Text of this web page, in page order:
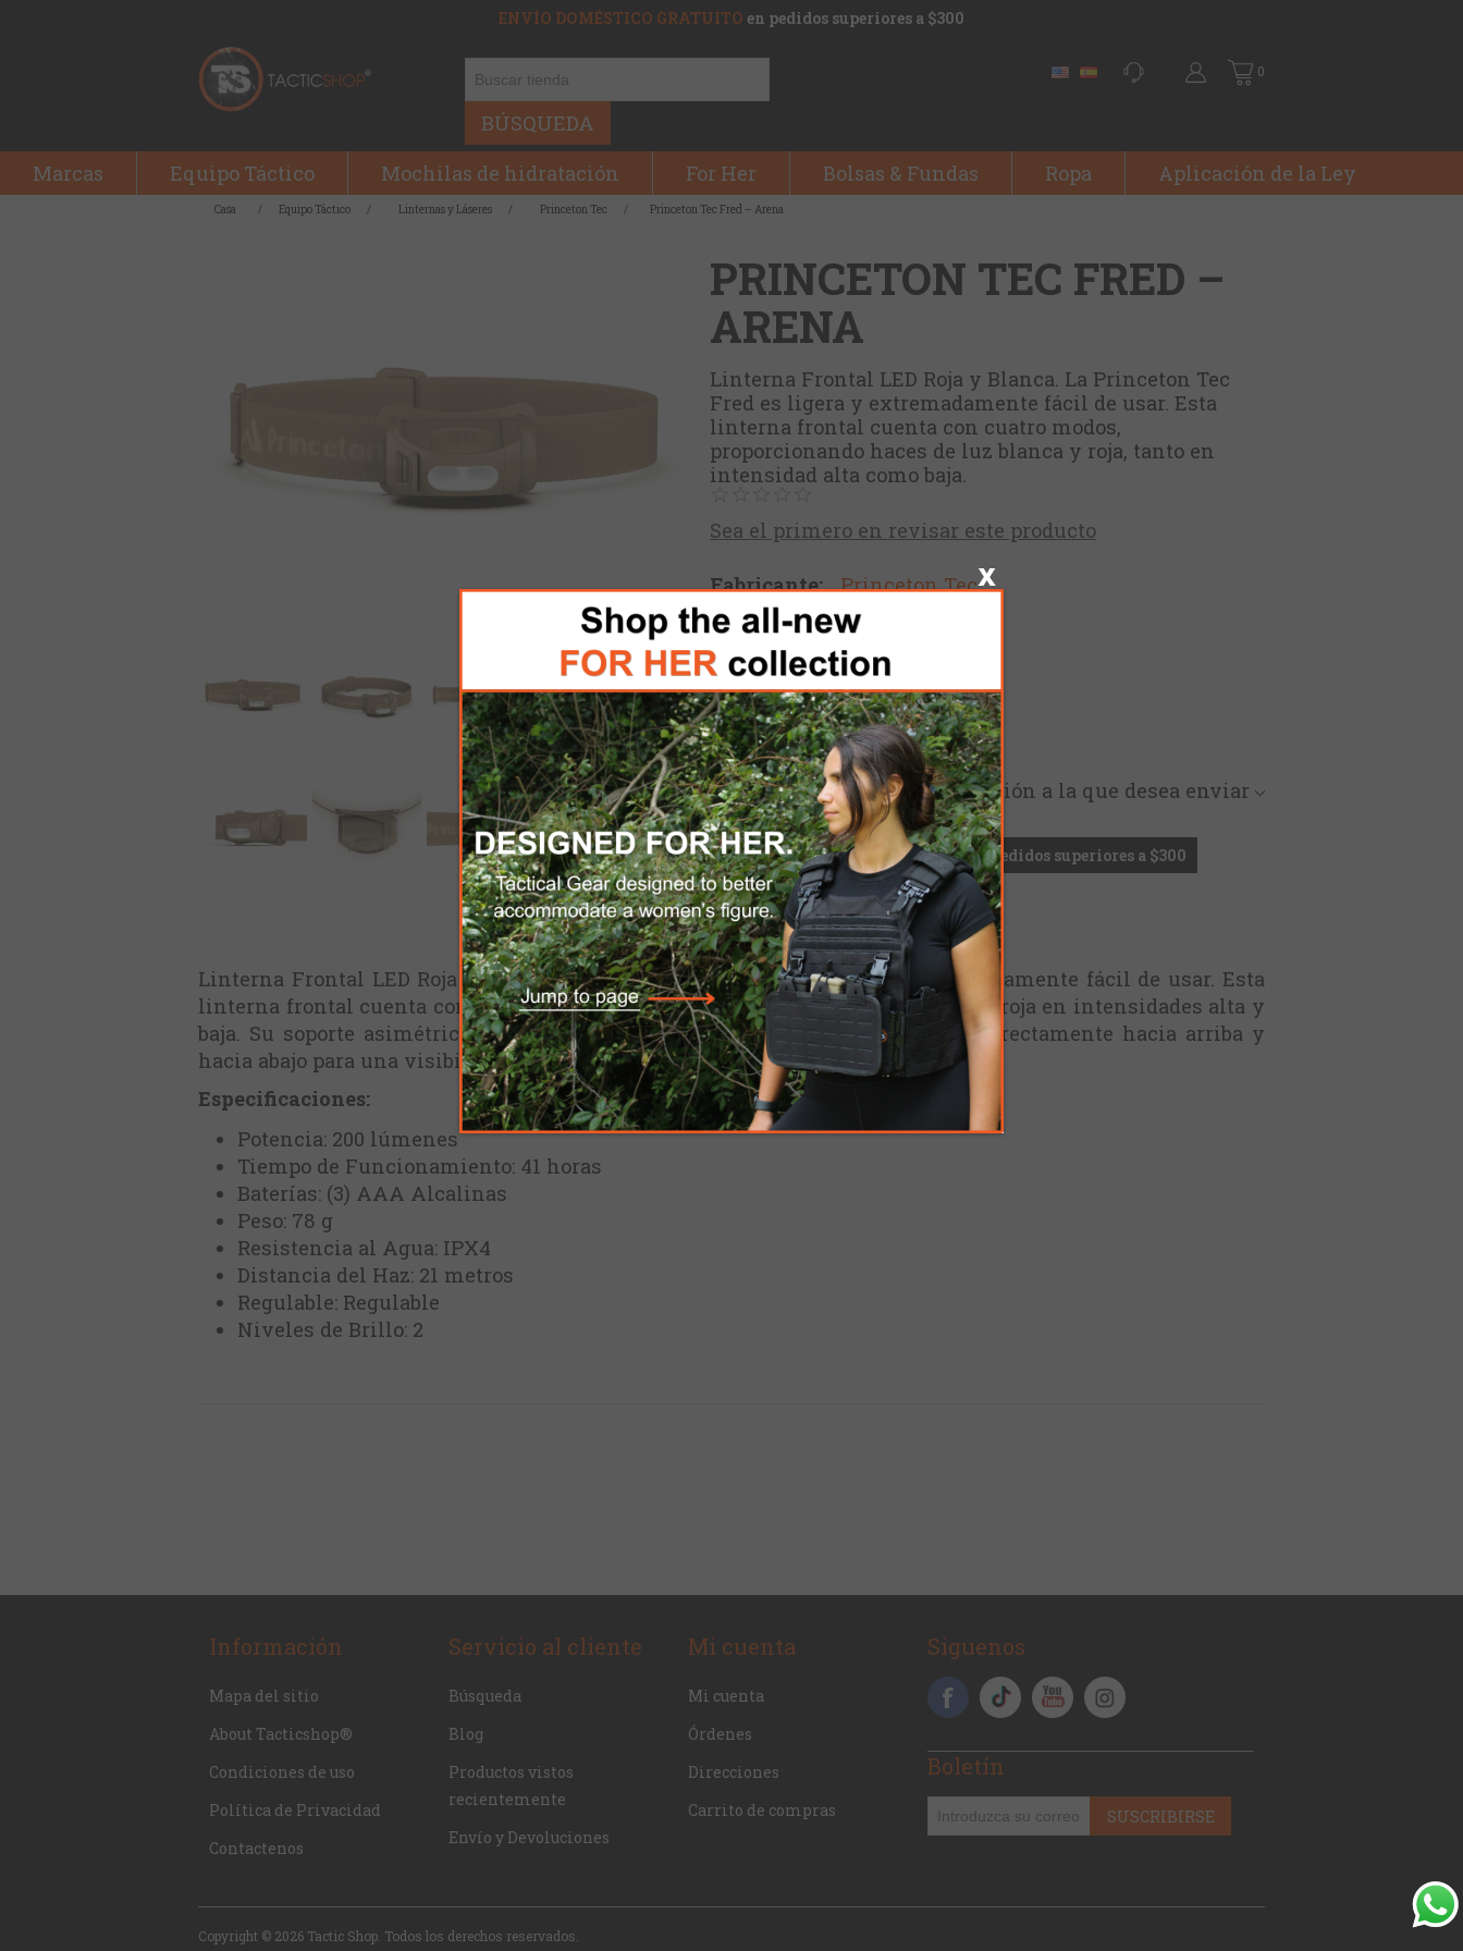
ENVÍO DOMÉSTICO GRATUITO en pedidos superiores a $300
BÚSQUEDA
0
Marcas Equipo Táctico Mochilas de hidratación For Her Bolsas & Fundas Ropa Aplicación de la Ley
Casa / Equipo Táctico / Linternas y Láseres / Princeton Tec / Princeton Tec Fred – Arena
PRINCETON TEC FRED –
ARENA
Linterna Frontal LED Roja y Blanca. La Princeton Tec
Fred es ligera y extremadamente fácil de usar. Esta
linterna frontal cuenta con cuatro modos,
proporcionando haces de luz blanca y roja, tanto en
intensidad alta como baja.
Sea el primero en revisar este producto
Fabricante:
Princeton Tec
Sku:
795626026953
$31.99
AÑADIR AL CARRITO
Por favor, seleccione la dirección a la que desea enviar
ENVÍO DOMÉSTICO GRATUITOen pedidos superiores a $300
Linterna Frontal LED Roja y Blanca. La Princeton Tec Fred es ligera y extremadamente fácil de usar. Esta
linterna frontal cuenta con cuatro modos, proporcionando haces de luz blanca y roja en intensidades alta y
baja. Su soporte asimétrico gira 180 grados, permitiendo que la luz ilumine directamente hacia arriba y
hacia abajo para una visibilidad óptima en las direcciones necesarias.
Especificaciones:
Potencia: 200 lúmenes
Tiempo de Funcionamiento: 41 horas
Baterías: (3) AAA Alcalinas
Peso: 78 g
Resistencia al Agua: IPX4
Distancia del Haz: 21 metros
Regulable: Regulable
Niveles de Brillo: 2
Información
Mapa del sitio
About Tacticshop®
Condiciones de uso
Política de Privacidad
Contactenos
Servicio al cliente
Búsqueda
Blog
Productos vistos
recientemente
Envío y Devoluciones
Mi cuenta
Mi cuenta
Órdenes
Direcciones
Carrito de compras
Siguenos
Boletín
SUSCRIBIRSE
Copyright © 2026 Tactic Shop. Todos los derechos reservados.